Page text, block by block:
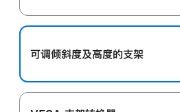
可调倾斜度及高‍度的支‍架